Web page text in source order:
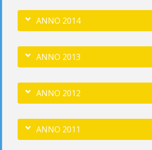
ANNO 2014
ANNO 2013
ANNO 2012
ANNO 2011